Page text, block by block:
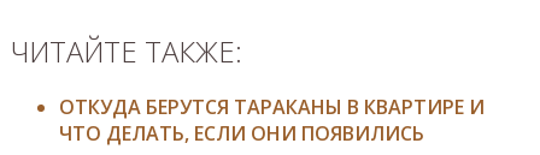
ЧИТАЙТЕ ТАКЖЕ:
ОТКУДА БЕРУТСЯ ТАРАКАНЫ В КВАРТИРЕ И
ЧТО ДЕЛАТЬ, ЕСЛИ ОНИ ПОЯВИЛИСЬ